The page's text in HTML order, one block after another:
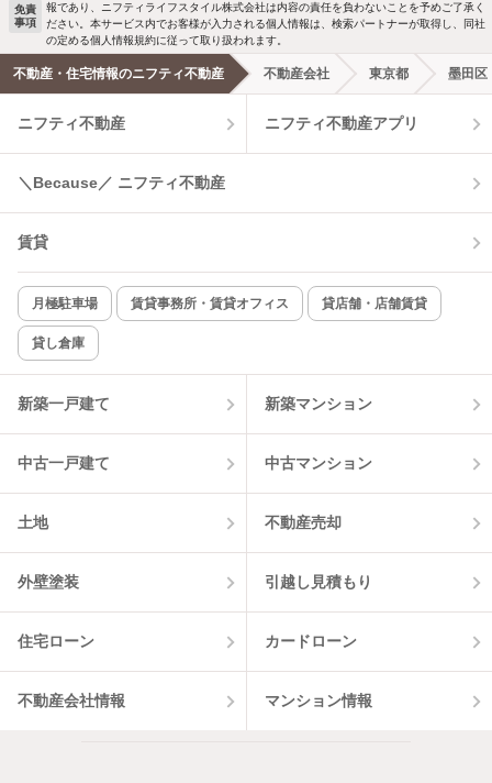
免責
事項
報であり、ニフティライフスタイル株式会社は内容の責任を負わないことを予めご了承く
ださい。本サービス内でお客様が入力される個人情報は、検索パートナーが取得し、同社
の定める個人情報規約に従って取り扱われます。
不動産・住宅情報のニフティ不動産 不動産会社 東京都 墨田区
ニフティ不動産 ニフティ不動産アプリ
＼Because／ ニフティ不動産
賃貸
月極駐車場 賃貸事務所・賃貸オフィス 貸店舗・店舗賃貸
貸し倉庫
新築一戸建て 新築マンション
中古一戸建て 中古マンション
土地 不動産売却
外壁塗装 引越し見積もり
住宅ローン カードローン
不動産会社情報 マンション情報